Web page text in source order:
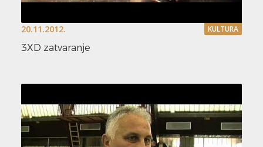
20.11.2012. KULTURA
3XD zatvaranje